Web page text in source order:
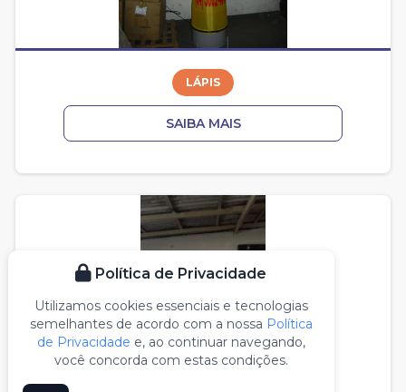
LÁPIS
SAIBA MAIS
Política de Privacidade
Utilizamos cookies essenciais e tecnologias
semelhantes de acordo com a nossa Política
de Privacidade e, ao continuar navegando,
você concorda com estas condições.